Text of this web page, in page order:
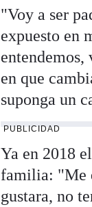
"Voy a ser
expuesto en
en que
suponga un
PUBLICIDAD
Ya en 2018
familia: "Me
gustara, no